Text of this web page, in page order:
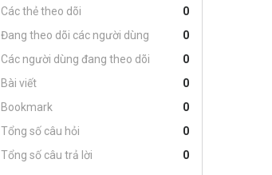
Các thẻ theo dõi
0
Đang theo dõi các người dùng
0
Các người dùng đang theo dõi
0
Bài viết
0
Bookmark
0
Tổng số câu hỏi
0
Tổng số câu trả lời
0